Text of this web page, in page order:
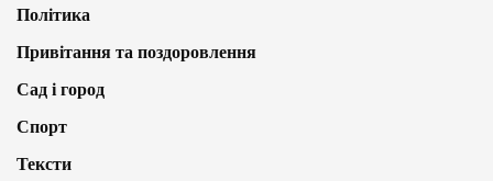
Політика
Привітання та поздоровлення
Сад і город
Спорт
Тексти